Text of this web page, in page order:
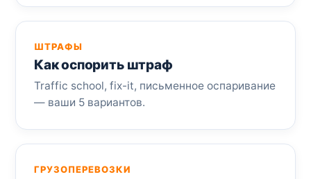
ШТРАФЫ
Как оспорить штраф
Traffic school, fix-it, письменное оспаривание
— ваши 5 вариантов.
ГРУЗОПЕРЕВОЗКИ